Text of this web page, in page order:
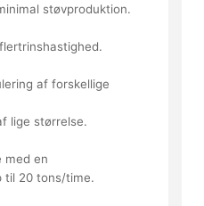
støvproduktion.
af forskellige
lige størrelse.
med en
til 20 tons/time.